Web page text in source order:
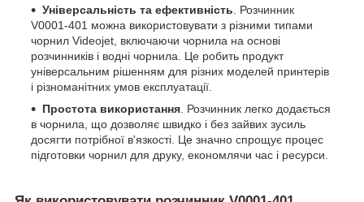
Універсальність та ефективність . Розчинник
V0001-401 можна використовувати з різними типами
чорнил Videojet, включаючи чорнила на основі
розчинників і водні чорнила. Це робить продукт
універсальним рішенням для різних моделей принтерів
і різноманітних умов експлуатації.
Простота використання . Розчинник легко додається
в чорнила, що дозволяє швидко і без зайвих зусиль
досягти потрібної в'язкості. Це значно спрощує процес
підготовки чорнил для друку, економлячи час і ресурси.